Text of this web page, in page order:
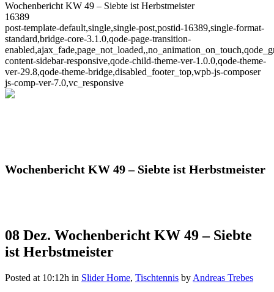
Wochenbericht KW 49 – Siebte ist Herbstmeister
16389
post-template-default,single,single-post,postid-16389,single-format-
standard,bridge-core-3.1.0,qode-page-transition-
content-sidebar-responsive,qode-child-theme-ver-1.0.0,qode-theme-
ver-29.8,qode-theme-bridge,disabled_footer_top,wpb-js-composer
js-comp-ver-7.0,vc_responsive
Wochenbericht KW 49 – Siebte ist Herbstmeister
08 Dez. Wochenbericht KW 49 – Siebte
ist Herbstmeister
Posted at 10:12h in Slider Home, Tischtennis by Andreas Trebes